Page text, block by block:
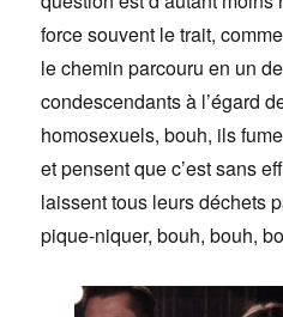
force souvent le trait,
le chemin parcouru en un
condescendants à l’égard
homosexuels, bouh, ils
et pensent que c’est sans
laissent tous leurs déchets
pique-niquer, bouh, bouh,